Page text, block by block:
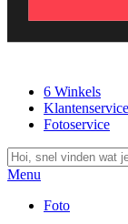
6 Winkels
Klantenservice
Fotoservice
Menu
Foto